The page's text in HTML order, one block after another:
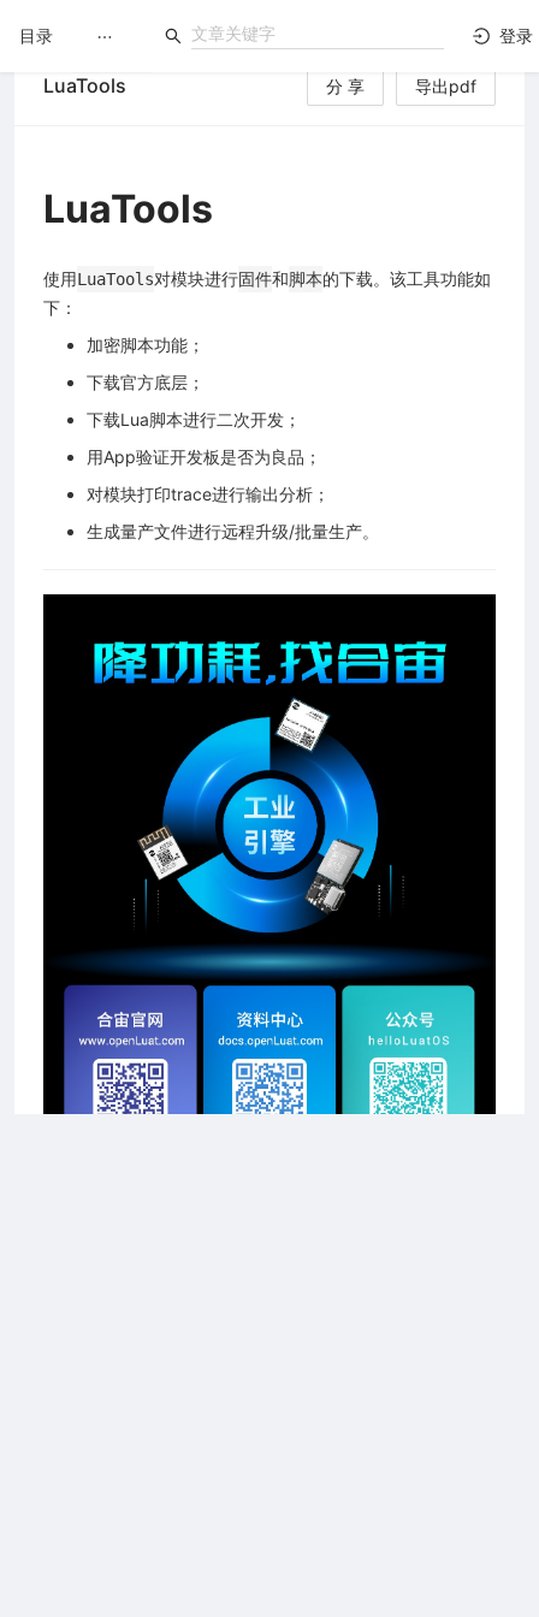
登录
目录
LuaTools 分 享 导出pdf
LuaTools
使用LuaTools对模块进行固件和脚本的下载。该工具功能如
下：
加密脚本功能；
下载官方底层；
下载Lua脚本进行二次开发；
用App验证开发板是否为良品；
对模块打印trace进行输出分析；
生成量产文件进行远程升级/批量生产。
2026 上海合宙通信科技有限公司